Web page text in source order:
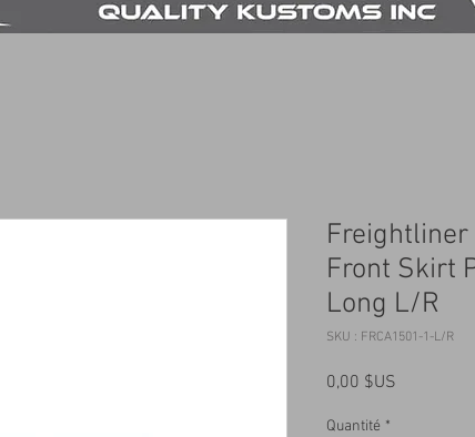
Freightliner
Front Skirt
Long L/R
SKU : FRCA1501-1-L/R
0,00 $US
Quantité *